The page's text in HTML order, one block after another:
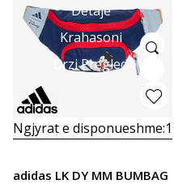
Detaje
Krahasoni
Brzi Pregled
Ngjyrat e disponueshme:1
adidas LK DY MM BUMBAG